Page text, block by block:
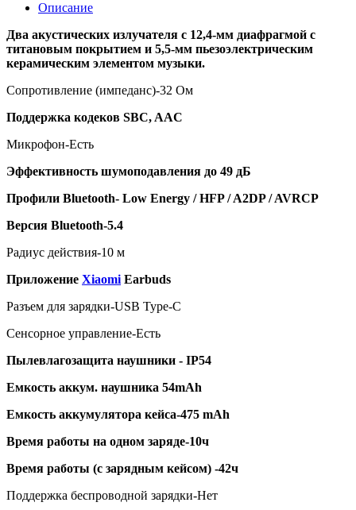
Описание
Два акустических излучателя с 12,4-мм диафрагмой с
титановым покрытием и 5,5-мм пьезоэлектрическим
керамическим элементом музыки.
Сопротивление (импеданс)-32 Ом
Поддержка кодеков SBC, AAC
Микрофон-Есть
Эффективность шумоподавления до 49 дБ
Профили Bluetooth- Low Energy / HFP / A2DP / AVRCP
Версия Bluetooth-5.4
Радиус действия-10 м
Приложение Xiaomi Earbuds
Разъем для зарядки-USB Type-C
Сенсорное управление-Есть
Пылевлагозащита наушники - IP54
Емкость аккум. наушника 54mAh
Емкость аккумулятора кейса-475 mAh
Время работы на одном заряде-10ч
Время работы (с зарядным кейсом) -42ч
Поддержка беспроводной зарядки-Нет